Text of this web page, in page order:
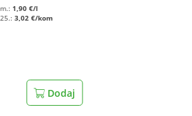
1,90 €/l
3,02 €/kom
Dodaj